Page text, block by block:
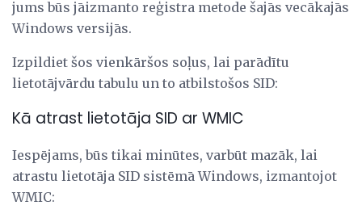
jums būs jāizmanto reģistra metode šajās vecākajās
Windows versijās.
Izpildiet šos vienkāršos soļus, lai parādītu
lietotājvārdu tabulu un to atbilstošos SID:
Kā atrast lietotāja SID ar WMIC
Iespējams, būs tikai minūtes, varbūt mazāk, lai
atrastu lietotāja SID sistēmā Windows, izmantojot
WMIC: